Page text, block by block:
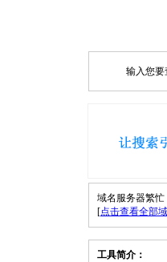
输入您要
域名服务器繁忙
[点击查看全部
工具简介：